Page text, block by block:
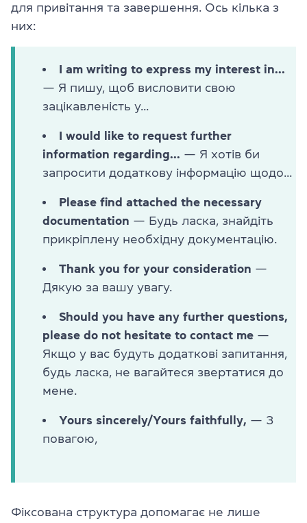
для привітання та завершення. Ось кілька з
них:
I am writing to express my interest in...
— Я пишу, щоб висловити свою
зацікавленість у...
I would like to request further
information regarding... — Я хотів би
запросити додаткову інформацію щодо...
Please find attached the necessary
documentation — Будь ласка, знайдіть
прикріплену необхідну документацію.
Thank you for your consideration —
Дякую за вашу увагу.
Should you have any further questions,
please do not hesitate to contact me —
Якщо у вас будуть додаткові запитання,
будь ласка, не вагайтеся звертатися до
мене.
Yours sincerely/Yours faithfully, — З
повагою,
Фіксована структура допомагає не лише